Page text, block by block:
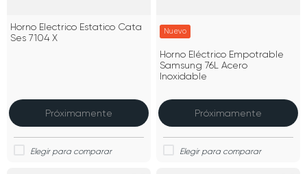
Horno Electrico Estatico Cata
Ses 7104 X
Próximamente
Nuevo
Horno Eléctrico Empotrable
Samsung 76L Acero
Inoxidable
Próximamente